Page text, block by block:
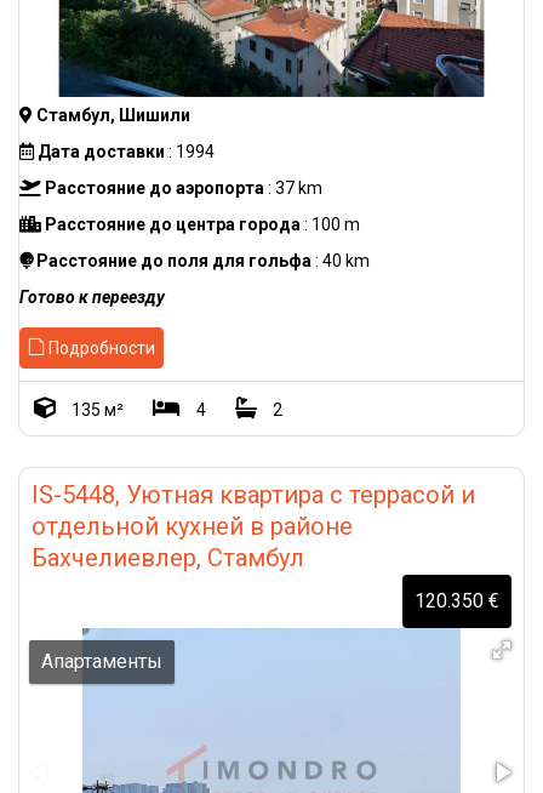
Стамбул, Шишили
Дата доставки : 1994
Расстояние до аэропорта : 37 km
Расстояние до центра города : 100 m
Расстояние до поля для гольфа : 40 km
Готово к переезду
Подробности
135 м² 4 2
IS-5448, Уютная квартира с террасой и
отдельной кухней в районе
Бахчелиевлер, Стамбул
120.350 €
Апартаменты